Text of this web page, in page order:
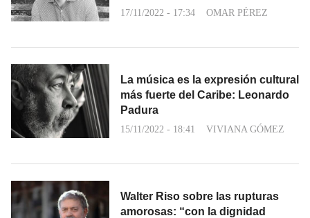
17/11/2022 - 17:34 OMAR PÉREZ
La música es la expresión cultural
más fuerte del Caribe: Leonardo
Padura
15/11/2022 - 18:41 VIVIANA GÓMEZ
Walter Riso sobre las rupturas
amorosas: “con la dignidad